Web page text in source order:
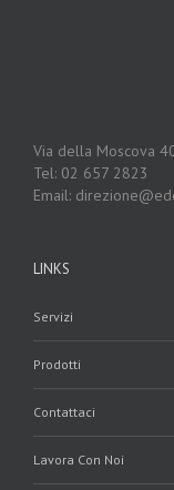
Via della Moscova
Tel: 02 657 2823
Email:
LINKS
Servizi
Prodotti
Contattaci
Lavora Con Noi